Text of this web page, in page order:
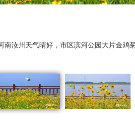
南汝州天气晴好，市区滨河公园大片金